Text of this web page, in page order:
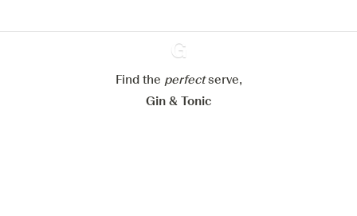
Ginventory
Find the perfectserve,
Gin & Tonic